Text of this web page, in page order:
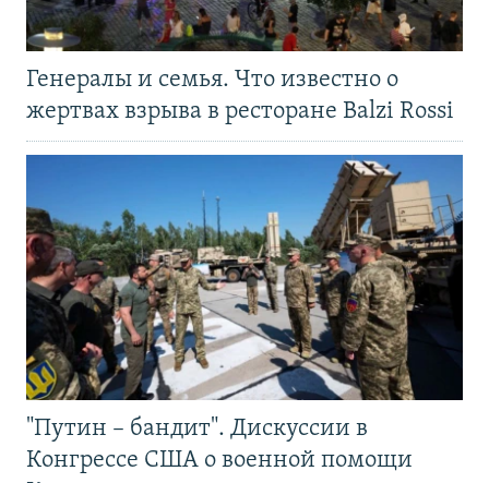
Генералы и семья. Что известно о
жертвах взрыва в ресторане Balzi Rossi
"Путин – бандит". Дискуссии в
Конгрессе США о военной помощи